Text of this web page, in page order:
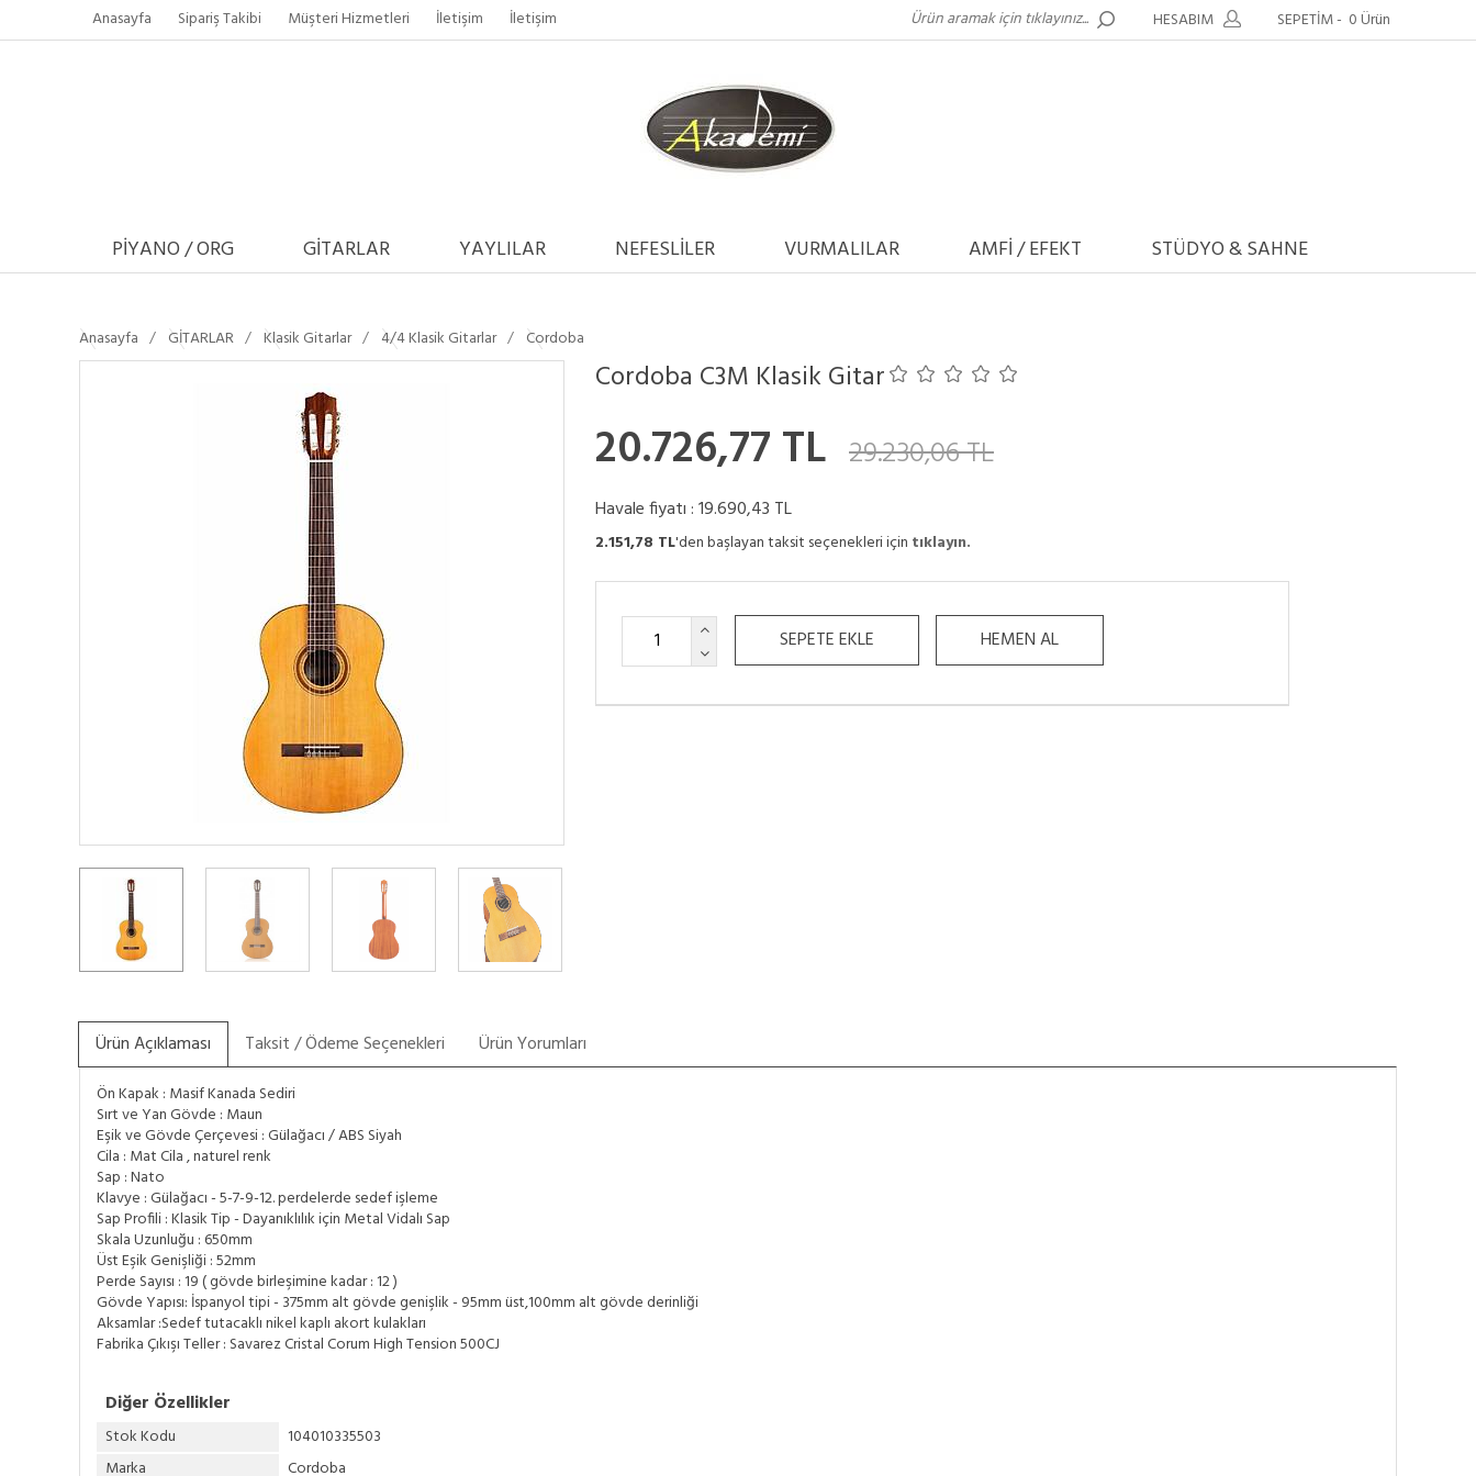
Anasayfa Sipariş Takibi Müşteri Hizmetleri İletişim İletişim HESABIM SEPETİM - 0 Ürün
PİYANO / ORG GİTARLAR YAYLILAR NEFESLİLER VURMALILAR AMFİ / EFEKT STÜDYO & SAHNE
Anasayfa GİTARLAR Klasik Gitarlar 4/4 Klasik Gitarlar Cordoba
Cordoba C3M Klasik Gitar
20.726,77 TL 29.230,06 TL
Havale fiyatı :19.690,43 TL
2.151,78 TL'den başlayan taksit seçenekleri için tıklayın.
Ürün Açıklaması Taksit / Ödeme Seçenekleri Ürün Yorumları
Ön Kapak : Masif Kanada Sediri
Sırt ve Yan Gövde : Maun
Eşik ve Gövde Çerçevesi : Gülağacı / ABS Siyah
Cila : Mat Cila , naturel renk
Sap : Nato
Klavye : Gülağacı - 5-7-9-12. perdelerde sedef işleme
Sap Profili : Klasik Tip - Dayanıklılık için Metal Vidalı Sap
Skala Uzunluğu : 650mm
Üst Eşik Genişliği : 52mm
Perde Sayısı : 19 ( gövde birleşimine kadar : 12 )
Gövde Yapısı: İspanyol tipi - 375mm alt gövde genişlik - 95mm üst,100mm alt gövde derinliği
Aksamlar :Sedef tutacaklı nikel kaplı akort kulakları
Fabrika Çıkışı Teller : Savarez Cristal Corum High Tension 500CJ
Diğer Özellikler
Stok Kodu
104010335503
Marka
Cordoba